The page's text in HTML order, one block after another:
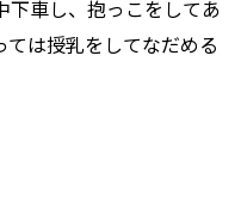
下車し、抱っこをしてあ
は授乳をしてなだめる